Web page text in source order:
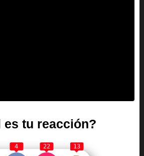
es tu reacción?
4 22 13